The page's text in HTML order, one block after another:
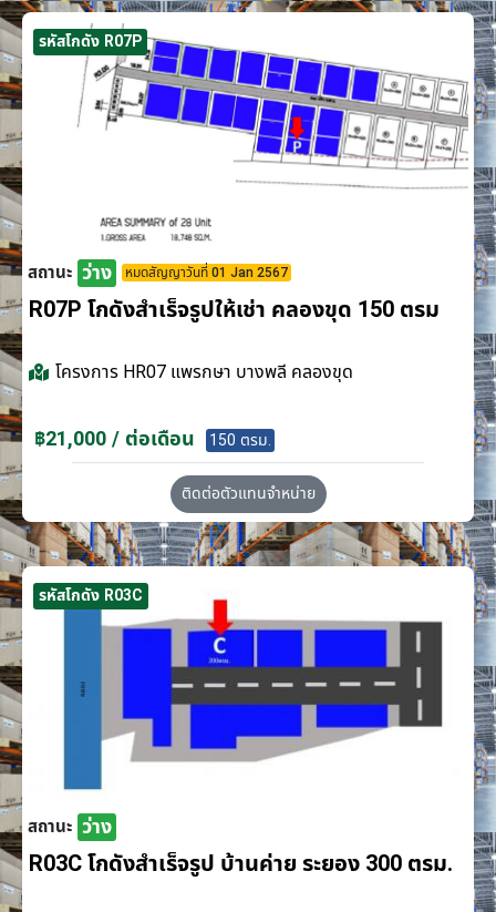
รหัสโกดัง R07P
สถานะ ว่าง หมดสัญญาวันที่ 01 Jan 2567
R07P โกดังสำเร็จรูปให้เช่า คลองขุด 150 ตรม
โครงการ HR07 แพรกษา บางพลี คลองขุด
฿21,000 / ต่อเดือน 150 ตรม.
ติดต่อตัวแทนจำหน่าย
รหัสโกดัง R03C
สถานะ ว่าง
R03C โกดังสำเร็จรูป บ้านค่าย ระยอง 300 ตรม.